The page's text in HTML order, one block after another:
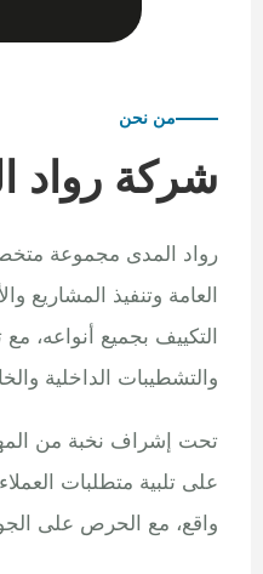
من نحن
شركة رواد
رواد المدى مجموعة
العامة وتنفيذ المشاريع
التكييف بجميع أنواعه،
والتشطيبات الداخلية
تحت إشراف نخبة من
على تلبية متطلبات
واقع، مع الحرص على